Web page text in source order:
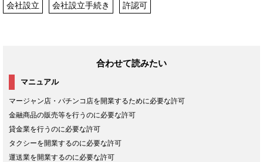
会社設立 会社設立手続き 許認可
合わせて読みたい
マニュアル
マージャン店・パチンコ店を開業するために必要な許可
金融商品の販売等を行うのに必要な許可
貸金業を行うのに必要な許可
タクシーを開業するのに必要な許可
運送業を開業するのに必要な許可